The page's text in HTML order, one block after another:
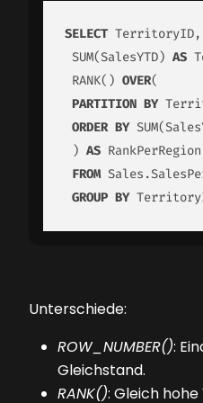
SELECT TerritoryID,
SUM(SalesYTD) AS
RANK() OVER(
PARTITION BY
ORDER BY
) AS RankPerRegion
FROM
GROUP BY
Unterschiede:
ROW_NUMBER():
Gleichstand.
RANK(): Gleich